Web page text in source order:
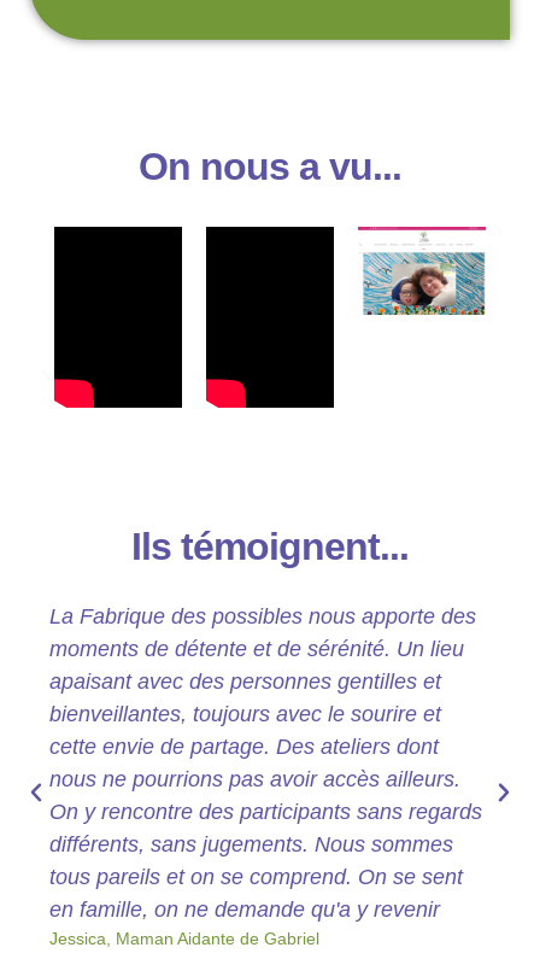
On nous a vu...
Ils témoignent...
moments de détente et de sérénité. Un lieu
apaisant avec des personnes gentilles et
bienveillantes, toujours avec le sourire et
cette envie de partage. Des ateliers dont
nous ne pourrions pas avoir accès ailleurs.
On y rencontre des participants sans regards
différents, sans jugements. Nous sommes
tous pareils et on se comprend. On se sent
en famille, on ne demande qu'a y revenir
Jessica, Maman Aidante de Gabriel